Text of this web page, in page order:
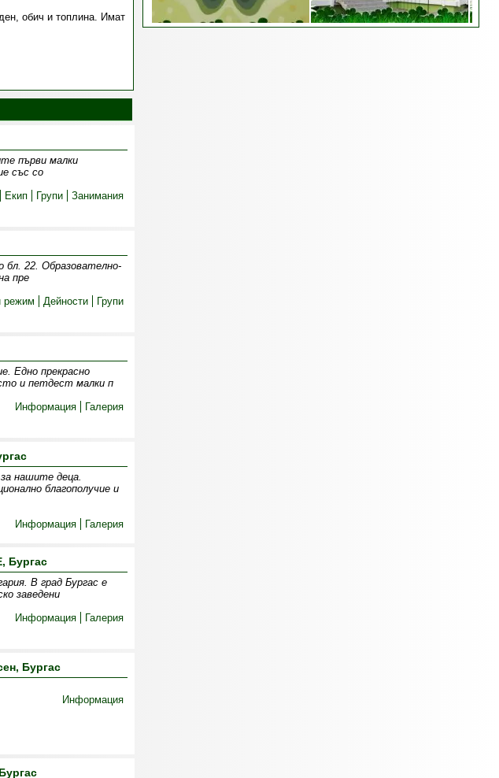
обич и топлина. Имат
първи малки
със со
Екип Групи Занимания
бл. 22. Образователно-
пре
режим Дейности Групи
Едно прекрасно
и петдест малки п
Информация
Галерия
нашите деца.
благополучие и
Информация
Галерия
В град Бургас е
заведени
Информация
Галерия
Бургас
Информация